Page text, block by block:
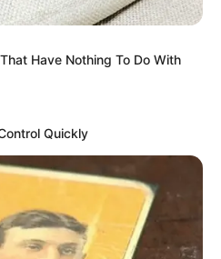
Have Nothing To Do With
Quickly